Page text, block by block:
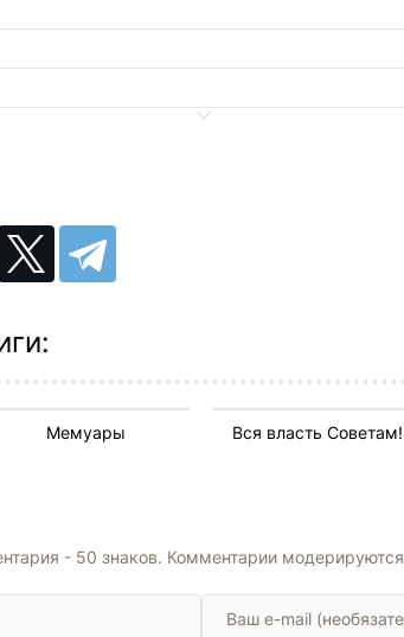
Мемуары Вся власть Советам!
- 50 знаков. Комментарии модерируются